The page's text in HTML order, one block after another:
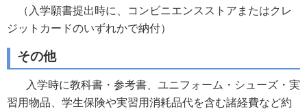
（入学願書提出時に、コンビニエンスストアまたはクレ
ジットカードのいずれかで納付）
その他
入学時に教科書・参考書、ユニフォーム・シューズ・実
習用物品、学生保険や実習用消耗品代を含む諸経費など約